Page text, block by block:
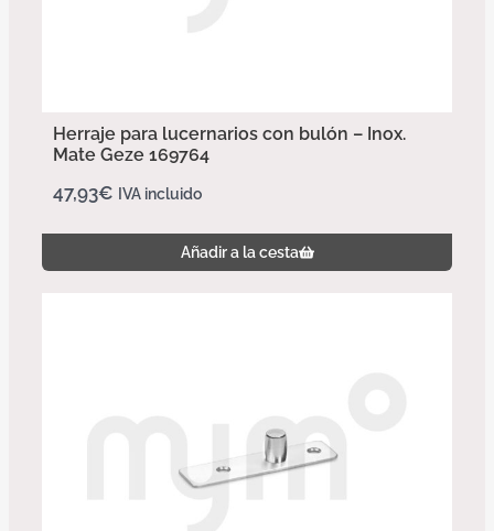
Herraje para lucernarios con bulón – Inox.
Mate Geze 169764
47,93€ IVA incluido
Añadir a la cesta